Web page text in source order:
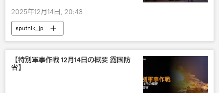
2025年12月14日, 20:43
sputnik_jp
【特別軍事作戦 12月14日の概要 露国防
省】